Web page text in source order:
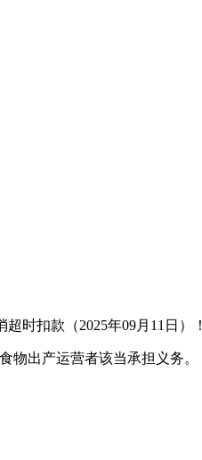
时扣款（2025年09月11日）！
出产运营者该当承担义务。